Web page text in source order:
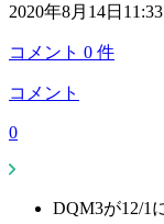
2020年8月14日11:33
コメント 0 件
コメント
0
DQM3が12/1